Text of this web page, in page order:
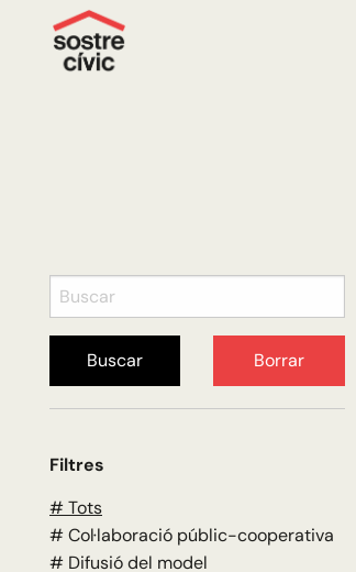
Buscar Borrar
Filtres
# Tots
# Col·laboració públic-cooperativa
# Difusió del model